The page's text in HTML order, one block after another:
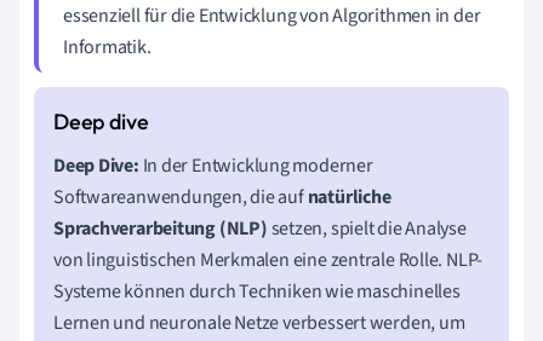
essenziell für die Entwicklung von Algorithmen in der
Informatik.
Deep Dive: In der Entwicklung moderner
Softwareanwendungen, die aufnatürliche
Sprachverarbeitung (NLP)setzen, spielt die Analyse
von linguistischen Merkmalen eine zentrale Rolle. NLP-
Systeme können durch Techniken wie maschinelles
Lernen und neuronale Netze verbessert werden, um